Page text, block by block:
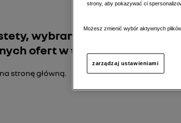
wybrany dealer nie ma
ofert w tej kategorii.
stronę główną.
strony, aby pokazywać ci
Możesz zmienić wybór aktywnych
zarządzaj ustawieniami